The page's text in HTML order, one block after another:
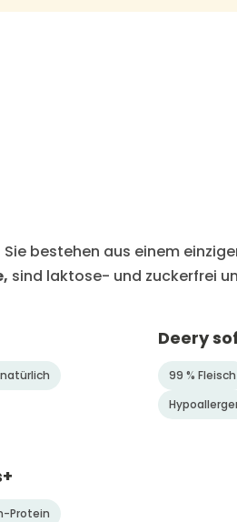
Sie bestehen aus einem
sind laktose- und zuckerfrei
natürlich
Deery
99 % Fleisch
Protein